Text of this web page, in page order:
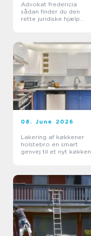
Advokat fredericia
sådan finder du den
rette juridiske hjælp
08. June 2026
Lakering af køkkener
holstebro en smart
genvej til et nyt køkken